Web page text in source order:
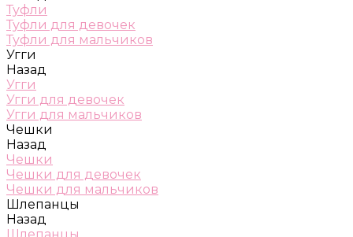
Туфли
Туфли для девочек
Туфли для мальчиков
Угги
Назад
Угги
Угги для девочек
Угги для мальчиков
Чешки
Назад
Чешки
Чешки для девочек
Чешки для мальчиков
Шлепанцы
Назад